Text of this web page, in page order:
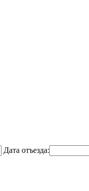
Дата отъезда: